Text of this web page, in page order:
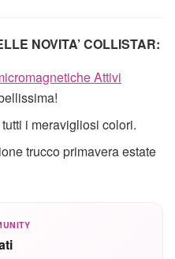
NOVITA’ COLLISTAR:
Attivi
tutti i meravigliosi colori.
trucco primavera estate